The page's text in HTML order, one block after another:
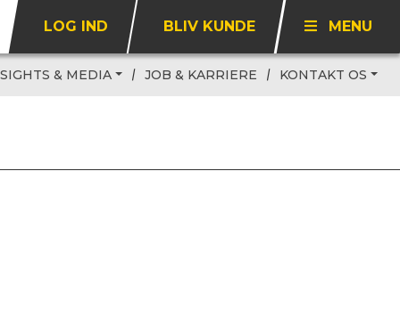
LOG IND BLIV KUNDE MENU
& MEDIA JOB & KARRIERE KONTAKT OS